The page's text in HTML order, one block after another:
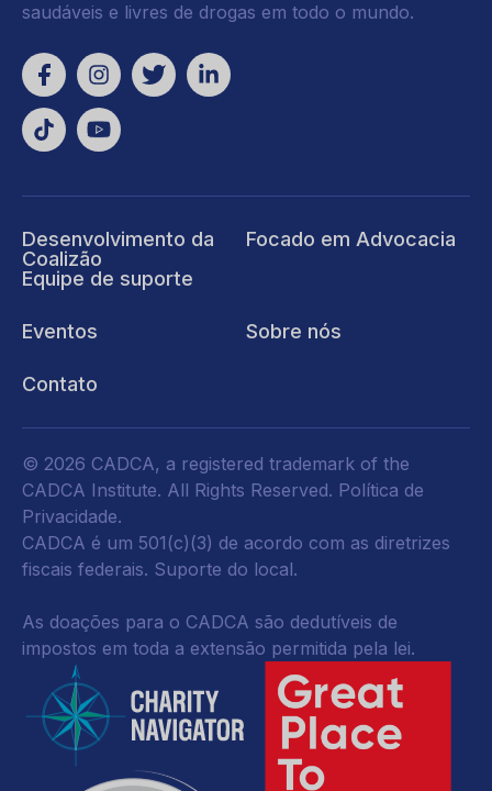
saudáveis e livres de drogas em todo o mundo.
Desenvolvimento da
Coalizão
Equipe de suporte
Focado em Advocacia
Eventos Sobre nós
Contato
© 2026 CADCA, a registered trademark of the
CADCA Institute. All Rights Reserved. Política de
Privacidade.
CADCA é um 501(c)(3) de acordo com as diretrizes
fiscais federais. Suporte do local.
As doações para o CADCA são dedutíveis de
impostos em toda a extensão permitida pela lei.